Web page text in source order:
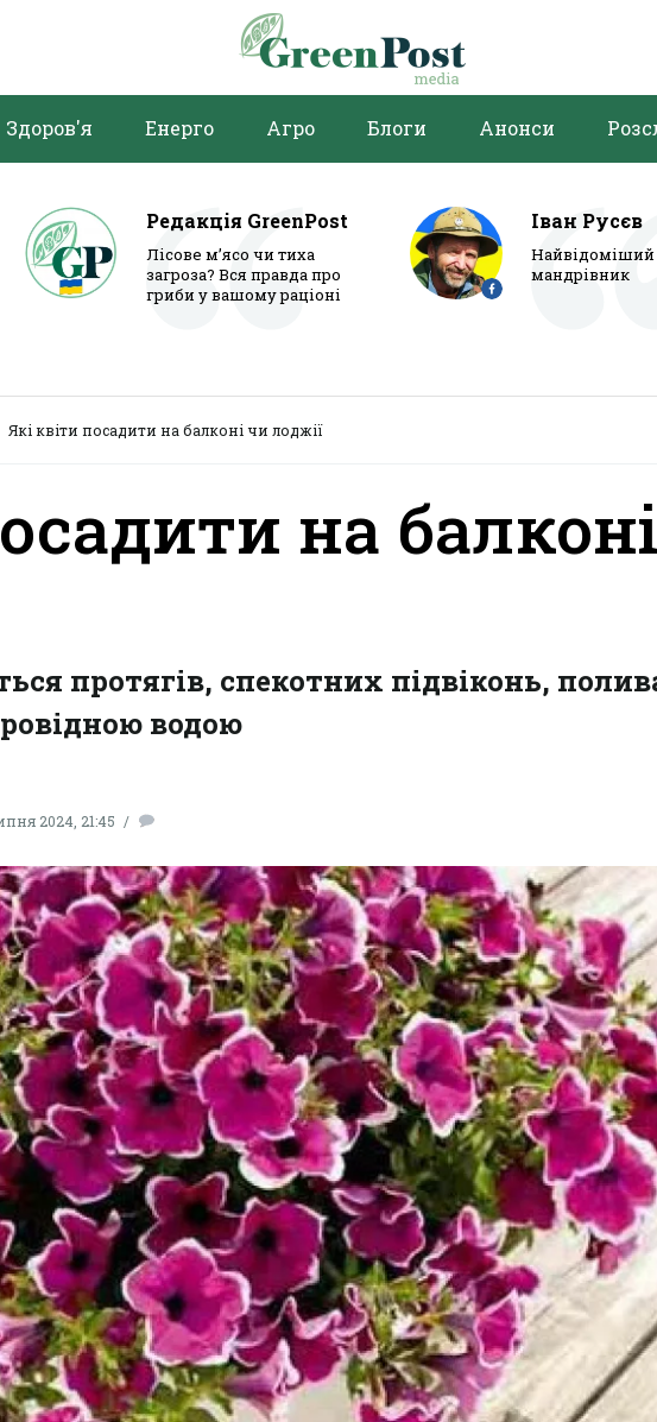
Здоров'я Енерго Агро Блоги Анонси
Редакція GreenPost
Лісове м’ясо чи тиха
загроза? Вся правда про
гриби у вашому раціоні
Іван Русєв
мандрівник
Які квіти посадити на балконі чи лоджії
на
протягів, спекотних підвіконь,
водою
2024, 21:45